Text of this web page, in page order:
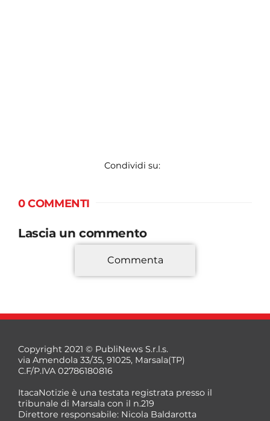
Condividi su:
0 COMMENTI
Lascia un commento
*
Commenta
Copyright 2021 © PubliNews S.r.l.s.
via Amendola 33/35, 91025, Marsala(TP)
C.F/P.IVA 02786180816
ItacaNotizie è una testata registrata presso il
tribunale di Marsala con il n.219
Direttore responsabile: Nicola Baldarotta